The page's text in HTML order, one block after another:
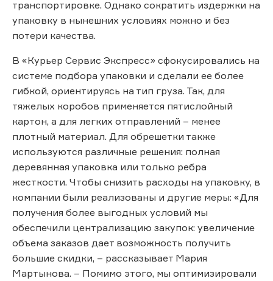
транспортировке. Однако сократить издержки на
упаковку в нынешних условиях можно и без
потери качества.
В «Курьер Сервис Экспресс» сфокусировались на
системе подбора упаковки и сделали ее более
гибкой, ориентируясь на тип груза. Так, для
тяжелых коробов применяется пятислойный
картон, а для легких отправлений – менее
плотный материал. Для обрешетки также
используются различные решения: полная
деревянная упаковка или только ребра
жесткости. Чтобы снизить расходы на упаковку, в
компании были реализованы и другие меры: «Для
получения более выгодных условий мы
обеспечили централизацию закупок: увеличение
объема заказов дает возможность получить
большие скидки, – рассказывает Мария
Мартынова. – Помимо этого, мы оптимизировали